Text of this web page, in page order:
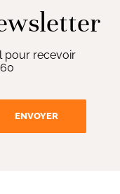
pour recevoir
ENVOYER